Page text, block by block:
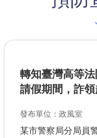
業務資訊
政府公開資訊
轉知臺灣高等法
請假期間，詐
發布單位：政風室
某市警察局分局員